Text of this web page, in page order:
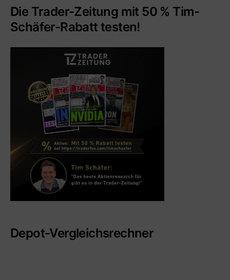
Die Trader-Zeitung mit 50 % Tim-
Schäfer-Rabatt testen!
Depot-Vergleichsrechner